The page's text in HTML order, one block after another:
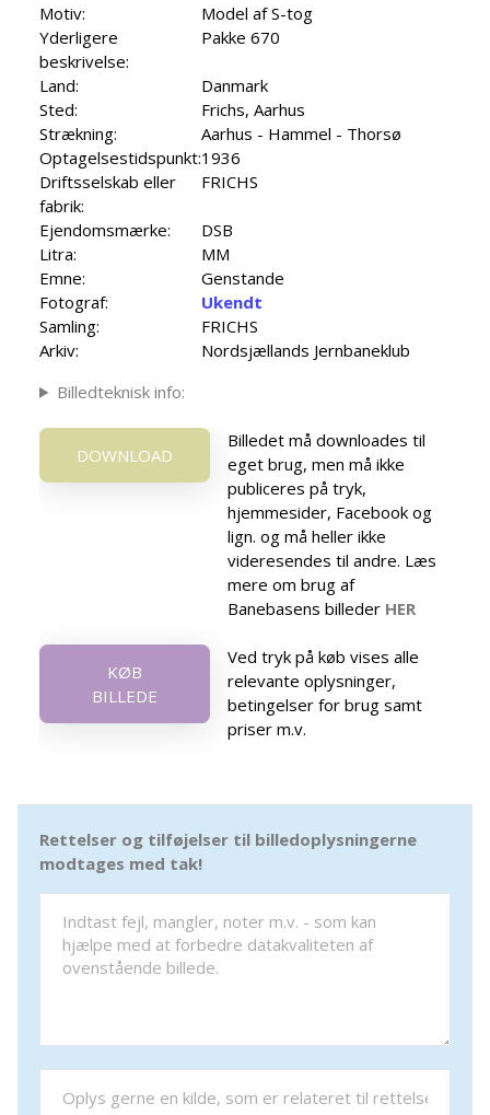
Motiv:
Model af S-tog
Yderligere
beskrivelse:
Pakke 670
Land:
Danmark
Sted:
Frichs, Aarhus
Strækning:
Aarhus - Hammel - Thorsø
Optagelsestidspunkt:1936
Driftsselskab eller
fabrik:
FRICHS
Ejendomsmærke:
DSB
Litra:
MM
Emne:
Genstande
Fotograf:
Ukendt
Samling:
FRICHS
Arkiv:
Nordsjællands Jernbaneklub
Billedteknisk info:
DOWNLOAD
Billedet må downloades til
eget brug, men må ikke
publiceres på tryk,
hjemmesider, Facebook og
lign. og må heller ikke
videresendes til andre. Læs
mere om brug af
Banebasens billeder HER
KØB
BILLEDE
Ved tryk på køb vises alle
relevante oplysninger,
betingelser for brug samt
priser m.v.
Rettelser og tilføjelser til billedoplysningerne
modtages med tak!